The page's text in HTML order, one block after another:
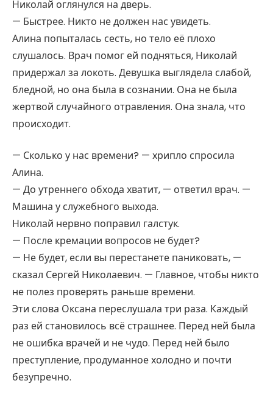
Николай оглянулся на дверь.
— Быстрее. Никто не должен нас увидеть.
Алина попыталась сесть, но тело её плохо
слушалось. Врач помог ей подняться, Николай
придержал за локоть. Девушка выглядела слабой,
бледной, но она была в сознании. Она не была
жертвой случайного отравления. Она знала, что
происходит.
— Сколько у нас времени? — хрипло спросила
Алина.
— До утреннего обхода хватит, — ответил врач. —
Машина у служебного выхода.
Николай нервно поправил галстук.
— После кремации вопросов не будет?
— Не будет, если вы перестанете паниковать, —
сказал Сергей Николаевич. — Главное, чтобы никто
не полез проверять раньше времени.
Эти слова Оксана переслушала три раза. Каждый
раз ей становилось всё страшнее. Перед ней была
не ошибка врачей и не чудо. Перед ней было
преступление, продуманное холодно и почти
безупречно.